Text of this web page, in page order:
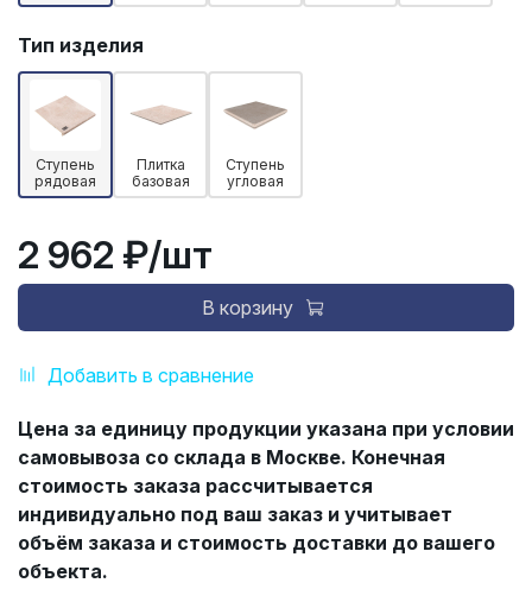
Добавить в сравнение
Тип изделия
Ступень
рядовая
Плитка
базовая
Ступень
угловая
2 962 ₽/шт
В корзину
Цена за единицу продукции указана при условии
самовывоза со склада в Москве. Конечная
стоимость заказа рассчитывается
индивидуально под ваш заказ и учитывает
объём заказа и стоимость доставки до вашего
объекта.